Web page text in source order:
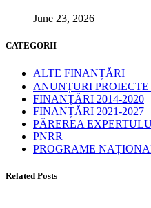
June 23, 2026
CATEGORII
ALTE FINANȚĂRI
ANUNȚURI
FINANȚĂRI 2014-2020
FINANȚĂRI 2021-2027
PĂREREA
PNRR
PROGRAME
Related Posts